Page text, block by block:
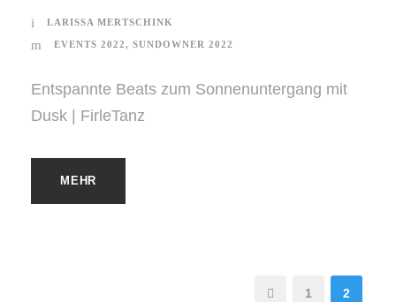
LARISSA MERTSCHINK
EVENTS 2022, SUNDOWNER 2022
Entspannte Beats zum Sonnenuntergang mit
Dusk | FirleTanz
MEHR
1 2